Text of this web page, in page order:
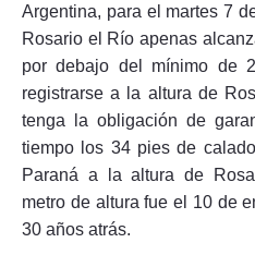
Argentina, para el martes 7
Rosario el Río apenas
por debajo del mínimo de
registrarse a la altura de
tenga la obligación de
tiempo los 34 pies de
Paraná a la altura de
metro de altura fue el 10 de
30 años atrás.